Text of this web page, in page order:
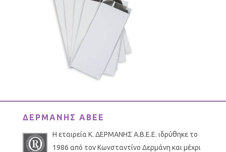
ΔΕΡΜΑΝΗΣ ΑΒΕΕ
Η εταιρεία Κ. ΔΕΡΜΑΝΗΣ Α.Β.Ε.Ε. ιδρύθηκε το
1986 από τον Κωνσταντίνο Δερμάνη και μέχρι